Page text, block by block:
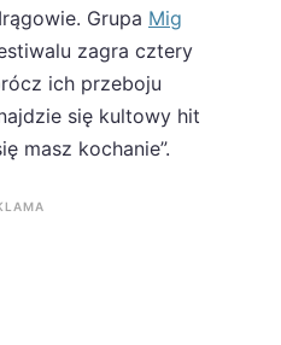
Grupa Mig
zagra cztery
ich przeboju
się kultowy hit
masz kochanie”.